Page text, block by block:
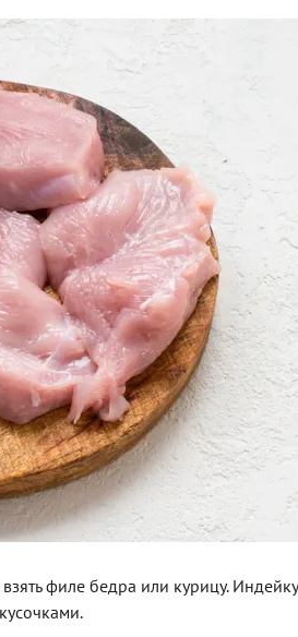
филе бедра или курицу.